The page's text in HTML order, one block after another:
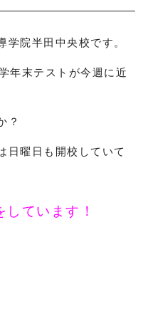
学院半田中央校です。
年末テストが今週に近
？
日曜日も開校していて
ています！